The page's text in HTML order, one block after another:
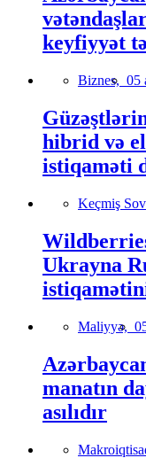
keyfiyyət
Biznes, 05
hibrid və
istiqaməti
Keçmiş
Ukrayna
Maliyyə,
manatın
asılıdır